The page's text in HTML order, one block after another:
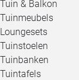
Tuin & Balkon
Tuinmeubels
Loungesets
Tuinstoelen
Tuinbanken
Tuintafels